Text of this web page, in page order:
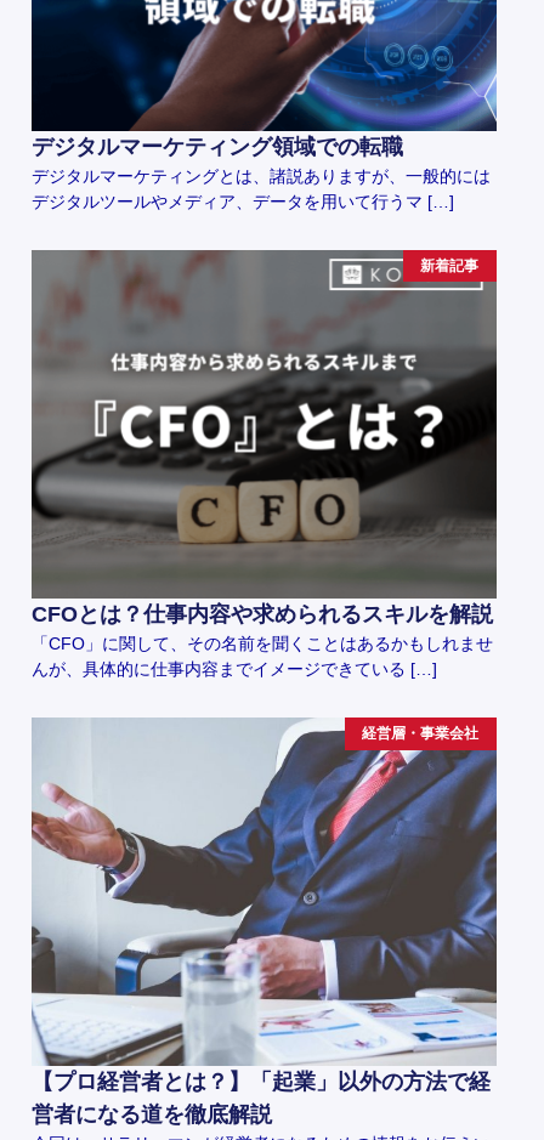
デジタルマーケティング領域での転職
デジタルマーケティングとは、諸説ありますが、一般的には
デジタルツールやメディア、データを用いて行うマ […]
新着記事
CFOとは？仕事内容や求められるスキルを解説
「CFO」に関して、その名前を聞くことはあるかもしれませ
んが、具体的に仕事内容までイメージできている […]
経営層・事業会社
【プロ経営者とは？】「起業」以外の方法で経
営者になる道を徹底解説